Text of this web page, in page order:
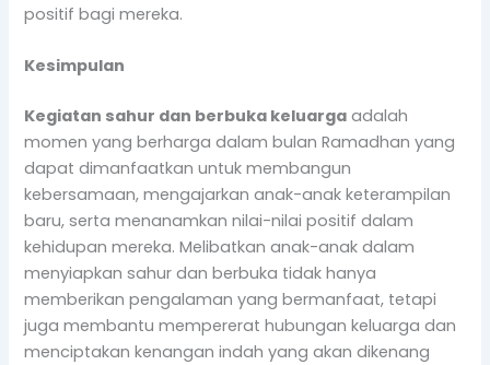
positif bagi mereka.
Kesimpulan
Kegiatan sahur dan berbuka keluarga adalah
momen yang berharga dalam bulan Ramadhan yang
dapat dimanfaatkan untuk membangun
kebersamaan, mengajarkan anak-anak keterampilan
baru, serta menanamkan nilai-nilai positif dalam
kehidupan mereka. Melibatkan anak-anak dalam
menyiapkan sahur dan berbuka tidak hanya
memberikan pengalaman yang bermanfaat, tetapi
juga membantu mempererat hubungan keluarga dan
menciptakan kenangan indah yang akan dikenang